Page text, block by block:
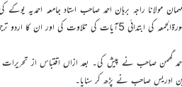
مولانا راجہ برہان احمد صاحب استاد جامعہ
کی اور ان کا اردو ترجمہ بھی پیش کیا۔
گھمن صاحب نے پیش کی۔ بعد ازاں اقتباس از
ادریس صاحب نے پڑھ کر سنایا۔